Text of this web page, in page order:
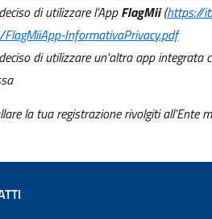
di utilizzare l’AppFlagMii(https://
InformativaPrivacy.pdf
di utilizzare un'altra app integrata
la tua registrazione rivolgiti all’Ente